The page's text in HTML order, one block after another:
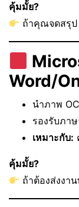
คุ้มมั้ย?
ถ้าคุณจดสรุ
Word/
นำภาพ
รองรับภา
เหมาะกับ:
คุ้มมั้ย?
ถ้าต้องส่งงา